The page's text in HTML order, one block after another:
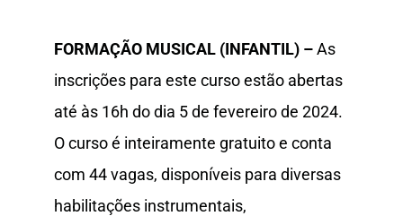
FORMAÇÃO MUSICAL (INFANTIL) –As
inscrições para este curso estão abertas
até às 16h do dia 5 de fevereiro de 2024.
O curso é inteiramente gratuito e conta
com 44 vagas, disponíveis para diversas
habilitações instrumentais,